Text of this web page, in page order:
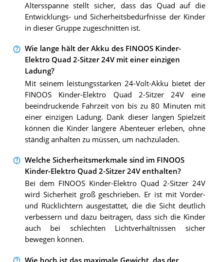
Altersspanne stellt sicher, dass das Quad auf die
Entwicklungs- und Sicherheitsbedürfnisse der Kinder
in dieser Gruppe zugeschnitten ist.
Wie lange hält der Akku des FINOOS Kinder-
Elektro Quad 2-Sitzer 24V mit einer einzigen
Ladung?
Mit seinem leistungsstarken 24-Volt-Akku bietet der
FINOOS Kinder-Elektro Quad 2-Sitzer 24V eine
beeindruckende Fahrzeit von bis zu 80 Minuten mit
einer einzigen Ladung. Dank dieser langen Spielzeit
können die Kinder längere Abenteuer erleben, ohne
ständig anhalten zu müssen, um nachzuladen.
Welche Sicherheitsmerkmale sind im FINOOS
Kinder-Elektro Quad 2-Sitzer 24V enthalten?
Bei dem FINOOS Kinder-Elektro Quad 2-Sitzer 24V
wird Sicherheit groß geschrieben. Er ist mit Vorder-
und Rücklichtern ausgestattet, die die Sicht deutlich
verbessern und dazu beitragen, dass sich die Kinder
auch bei schlechten Lichtverhältnissen sicher
bewegen können.
Wie hoch ist das maximale Gewicht, das der